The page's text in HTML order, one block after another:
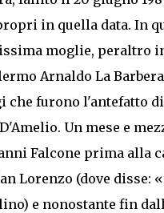
in quella data. In
moglie, peraltro
Arnaldo La
che furono l'antefatto
Un mese e
Falcone prima alla
Lorenzo (dove disse:
e nonostante fin